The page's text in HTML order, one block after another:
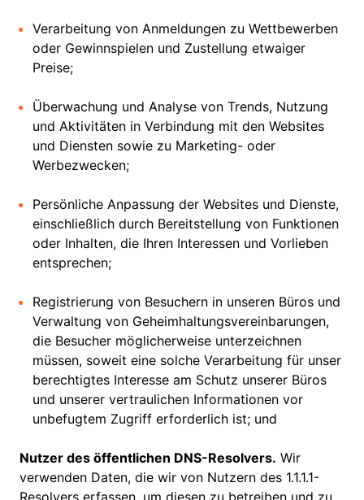
Verarbeitung von Anmeldungen zu Wettbewerben
oder Gewinnspielen und Zustellung etwaiger
Preise;
Überwachung und Analyse von Trends, Nutzung
und Aktivitäten in Verbindung mit den Websites
und Diensten sowie zu Marketing- oder
Werbezwecken;
Persönliche Anpassung der Websites und Dienste,
einschließlich durch Bereitstellung von Funktionen
oder Inhalten, die Ihren Interessen und Vorlieben
entsprechen;
Registrierung von Besuchern in unseren Büros und
Verwaltung von Geheimhaltungsvereinbarungen,
die Besucher möglicherweise unterzeichnen
müssen, soweit eine solche Verarbeitung für unser
berechtigtes Interesse am Schutz unserer Büros
und unserer vertraulichen Informationen vor
unbefugtem Zugriff erforderlich ist; und
Nutzer des öffentlichen DNS-Resolvers. Wir
verwenden Daten, die wir von Nutzern des 1.1.1.1-
Resolvers erfassen, um diesen zu betreiben und zu